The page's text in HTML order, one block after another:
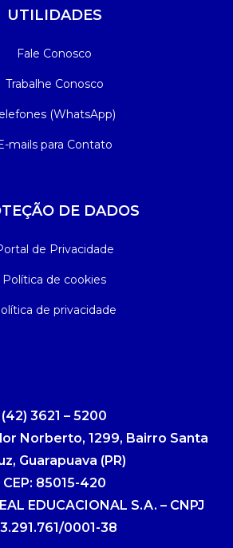
UTILIDADES
Fale Conosco
Trabalhe Conosco
(WhatsApp)
mails para Contato
DE DADOS
de Privacidade
Política de cookies
de privacidade
(42) 3621 – 5200
Norberto, 1299, Bairro Santa
Guarapuava (PR)
CEP: 85015-420
EDUCACIONAL S.A. – CNPJ
0001-38